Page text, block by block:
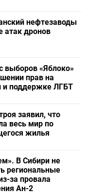
нефтезаводы
атак дронов
выборов «Яблоко»
прав на
и поддержке ЛГБТ
заявил, что
весь мир по
жилья
В Сибири не
региональные
за провала
Ан-2